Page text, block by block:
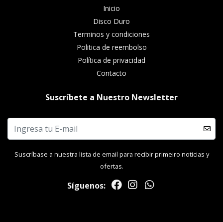
Inicio
Disco Duro
Terminos y condiciones
Politica de reembolso
Política de privacidad
Contacto
Suscríbete a Nuestro Newsletter
Suscríbase a nuestra lista de email para recibir primeiro noticias y
ofertas.
Síguenos: